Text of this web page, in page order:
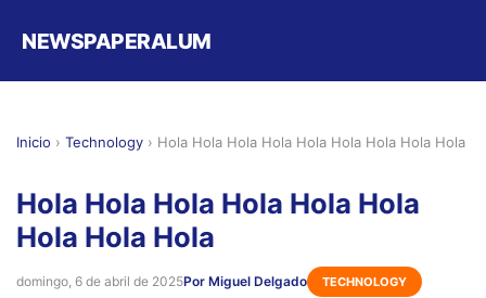
NEWSPAPERALUM
Inicio › Technology › Hola Hola Hola Hola Hola Hola Hola Hola Hola
Hola Hola Hola Hola Hola Hola
Hola Hola Hola
domingo, 6 de abril de 2025Por Miguel Delgado TECHNOLOGY